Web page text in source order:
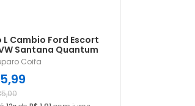
Cambio Ford Escort
Santana Quantum
Coifa